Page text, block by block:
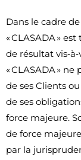
Dans le cadre
« CLASADA »
de résultat
« CLASADA »
de ses Clients
de ses
force majeure.
de force
par la